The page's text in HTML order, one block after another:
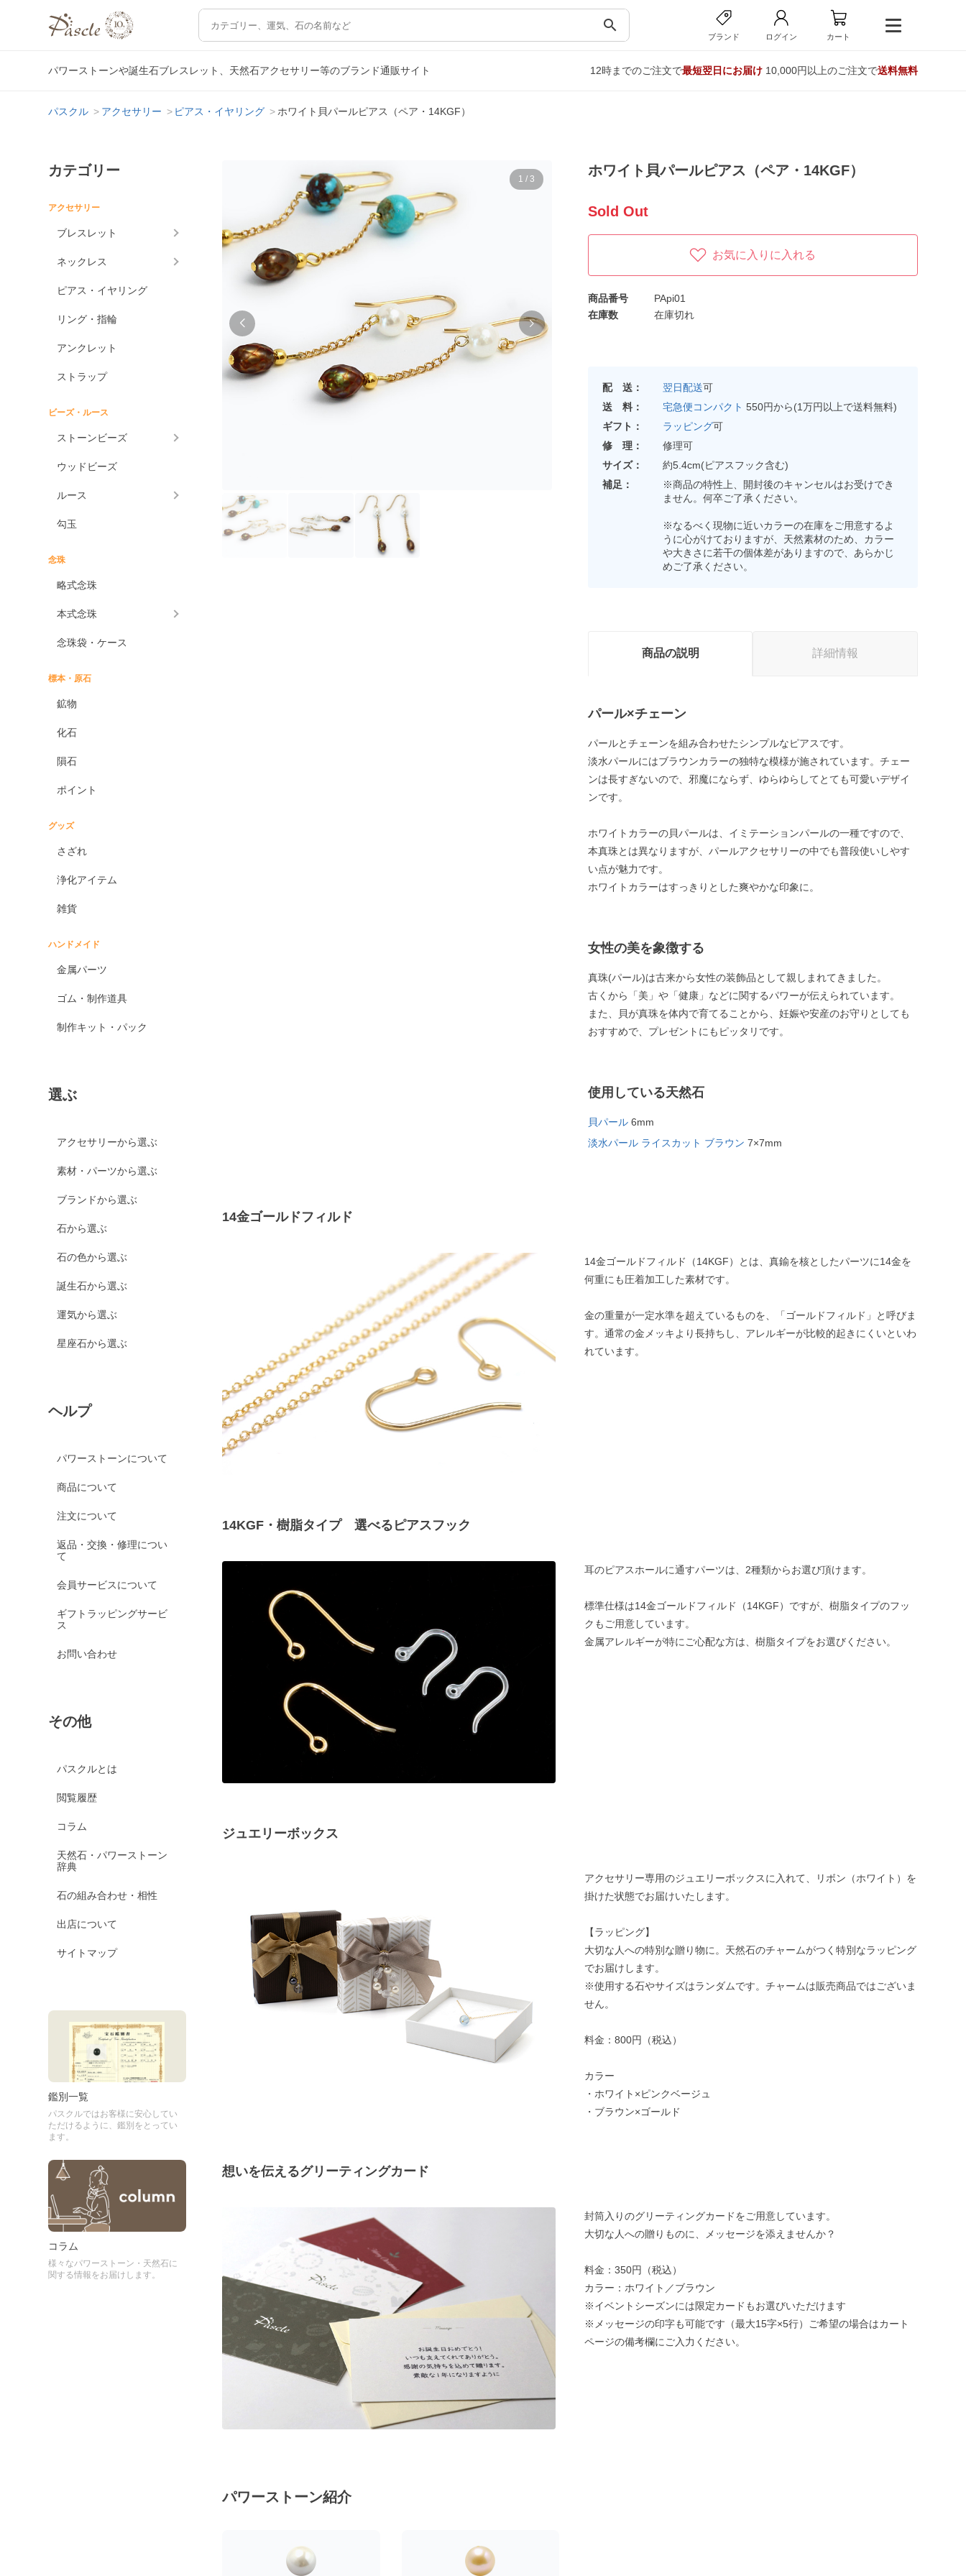
search
ブランド ログイン カート
パワーストーンや誕生石ブレスレット、天然石アクセサリー等のブランド通販サイト 12時までのご注文で最短翌日にお届け10,000円以上のご注文で送料無料
パスクル アクセサリー ピアス・イヤリング ホワイト貝パールピアス（ペア・14KGF）
カテゴリー
アクセサリー
ブレスレット
ネックレス
ピアス・イヤリング
リング・指輪
アンクレット
ストラップ
ビーズ・ルース
ストーンビーズ
ウッドビーズ
ルース
勾玉
念珠
略式念珠
本式念珠
念珠袋・ケース
標本・原石
鉱物
化石
隕石
ポイント
グッズ
さざれ
浄化アイテム
雑貨
ハンドメイド
金属パーツ
ゴム・制作道具
制作キット・パック
選ぶ
アクセサリーから選ぶ
素材・パーツから選ぶ
ブランドから選ぶ
石から選ぶ
石の色から選ぶ
誕生石から選ぶ
運気から選ぶ
星座石から選ぶ
ヘルプ
パワーストーンについて
商品について
注文について
返品・交換・修理につい
て
会員サービスについて
ギフトラッピングサービ
ス
お問い合わせ
その他
パスクルとは
閲覧履歴
コラム
天然石・パワーストーン
辞典
石の組み合わせ・相性
出店について
サイトマップ
鑑別一覧
パスクルではお客様に安心してい
ただけるように、鑑別をとってい
ます。
コラム
様々なパワーストーン・天然石に
関する情報をお届けします。
1 / 3
ホワイト貝パールピアス（ペア・14KGF）
Sold Out
お気に入りに入れる
商品番号
PApi01
在庫数
在庫切れ
配 送： 翌日配送可
送 料：
宅急便コンパクト 550円から(1万円以上で送料無料)
ギフト：
ラッピング可
修 理：
修理可
サイズ：
約5.4cm(ピアスフック含む)
補足：
※商品の特性上、開封後のキャンセルはお受けでき
ません。何卒ご了承ください。
※なるべく現物に近いカラーの在庫をご用意するよ
うに心がけておりますが、天然素材のため、カラー
や大きさに若干の個体差がありますので、あらかじ
めご了承ください。
商品の説明 詳細情報
パール×チェーン
パールとチェーンを組み合わせたシンプルなピアスです。
淡水パールにはブラウンカラーの独特な模様が施されています。チェー
ンは長すぎないので、邪魔にならず、ゆらゆらしてとても可愛いデザイ
ンです。
ホワイトカラーの貝パールは、イミテーションパールの一種ですので、
本真珠とは異なりますが、パールアクセサリーの中でも普段使いしやす
い点が魅力です。
ホワイトカラーはすっきりとした爽やかな印象に。
女性の美を象徴する
真珠(パール)は古来から女性の装飾品として親しまれてきました。
古くから「美」や「健康」などに関するパワーが伝えられています。
また、貝が真珠を体内で育てることから、妊娠や安産のお守りとしても
おすすめで、プレゼントにもピッタリです。
使用している天然石
貝パール6mm
淡水パール ライスカット ブラウン 7×7mm
14金ゴールドフィルド
14金ゴールドフィルド（14KGF）とは、真鍮を核としたパーツに14金を
何重にも圧着加工した素材です。
金の重量が一定水準を超えているものを、「ゴールドフィルド」と呼びま
す。通常の金メッキより長持ちし、アレルギーが比較的起きにくいといわ
れています。
14KGF・樹脂タイプ 選べるピアスフック
耳のピアスホールに通すパーツは、2種類からお選び頂けます。
標準仕様は14金ゴールドフィルド（14KGF）ですが、樹脂タイプのフッ
クもご用意しています。
金属アレルギーが特にご心配な方は、樹脂タイプをお選びください。
ジュエリーボックス
アクセサリー専用のジュエリーボックスに入れて、リボン（ホワイト）を
掛けた状態でお届けいたします。
【ラッピング】
大切な人への特別な贈り物に。天然石のチャームがつく特別なラッピング
でお届けします。
※使用する石やサイズはランダムです。チャームは販売商品ではございま
せん。
料金：800円（税込）
カラー
・ホワイト×ピンクベージュ
・ブラウン×ゴールド
想いを伝えるグリーティングカード
封筒入りのグリーティングカードをご用意しています。
大切な人への贈りものに、メッセージを添えませんか？
料金：350円（税込）
カラー：ホワイト／ブラウン
※イベントシーズンには限定カードもお選びいただけます
※メッセージの印字も可能です（最大15字×5行）ご希望の場合はカート
ページの備考欄にご入力ください。
パワーストーン紹介